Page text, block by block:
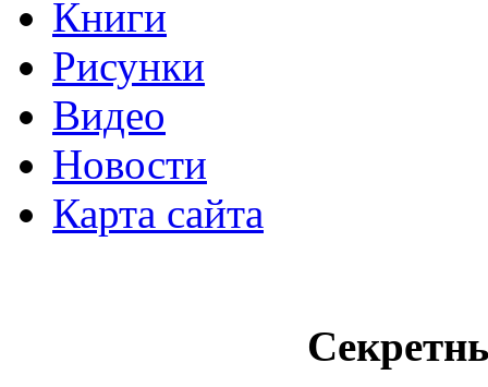
Книги
Рисунки
Видео
Новости
Карта сайта